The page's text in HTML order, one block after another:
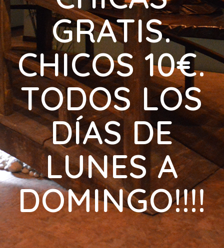
GRATIS.
CHICOS 10€.
TODOS LOS
DÍAS DE
LUNES A
DOMINGO!!!!